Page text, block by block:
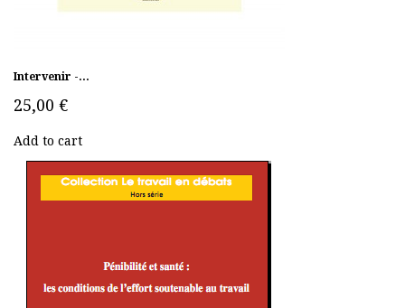
Intervenir -...
25,00 €
Add to cart